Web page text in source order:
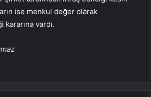
ise menkul değer olarak
vardı.